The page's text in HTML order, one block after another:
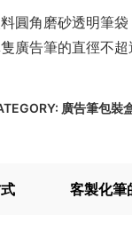
圓角磨砂透明筆袋
廣告筆的直徑不
廣告筆包裝
客製化筆